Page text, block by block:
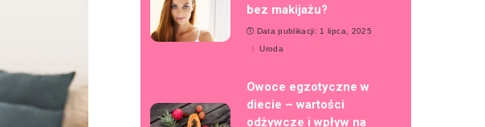
bez makijażu?
Data publikacji: 1 lipca, 2025
Uroda
Owoce egzotyczne w
diecie – wartości
odżywcze i wpływ na